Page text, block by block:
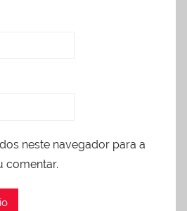
neste navegador para a
comentar.